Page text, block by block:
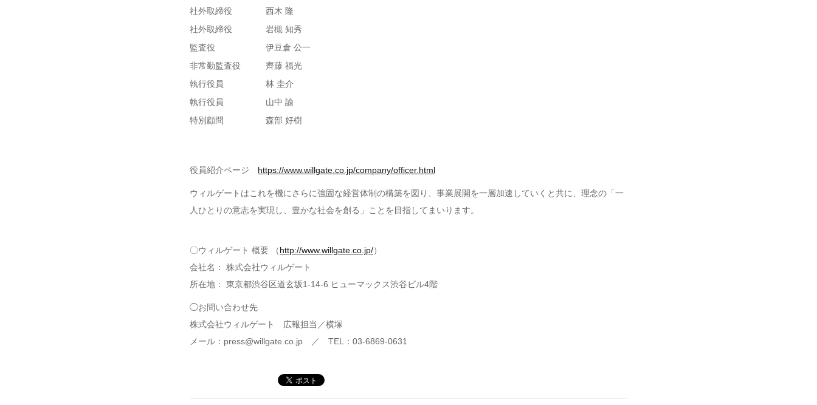
社外取締役
社外取締役
監査役
非常勤監査役
執行役員
執行役員
特別顧問
西木 隆
岩槻 知秀
伊豆倉 公一
齊藤 福光
林 圭介
山中 諭
森部 好樹
役員紹介ページ https://www.willgate.co.jp/company/officer.html
ウィルゲートはこれを機にさらに強固な経営体制の構築を図り、事業展開を一層加速していくと共に、理念の「一
人ひとりの意志を実現し、豊かな社会を創る」ことを目指してまいります。
〇ウィルゲート 概要 （http://www.willgate.co.jp/）
会社名： 株式会社ウィルゲート
所在地： 東京都渋谷区道玄坂1-14-6 ヒューマックス渋谷ビル4階
◯お問い合わせ先
株式会社ウィルゲート 広報担当／横塚
メール：press@willgate.co.jp ／ TEL：03-6869-0631